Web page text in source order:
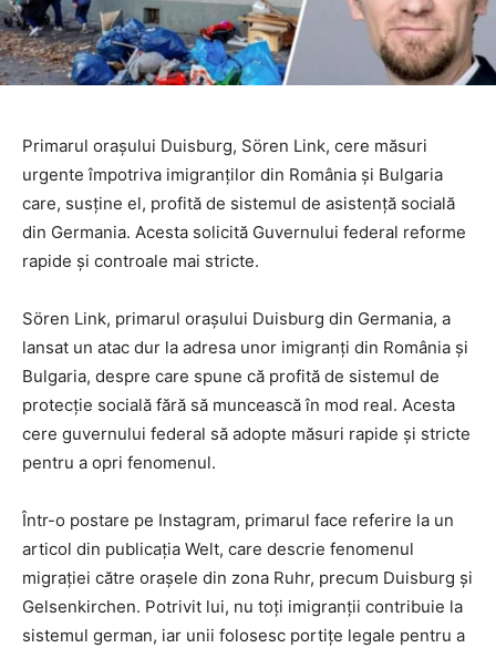
Primarul orașului Duisburg, Sören Link, cere măsuri
urgente împotriva imigranților din România și Bulgaria
care, susține el, profită de sistemul de asistență socială
din Germania. Acesta solicită Guvernului federal reforme
rapide și controale mai stricte.
Sören Link, primarul orașului Duisburg din Germania, a
lansat un atac dur la adresa unor imigranți din România și
Bulgaria, despre care spune că profită de sistemul de
protecție socială fără să muncească în mod real. Acesta
cere guvernului federal să adopte măsuri rapide și stricte
pentru a opri fenomenul.
Într-o postare pe Instagram, primarul face referire la un
articol din publicația Welt, care descrie fenomenul
migrației către orașele din zona Ruhr, precum Duisburg și
Gelsenkirchen. Potrivit lui, nu toți imigranții contribuie la
sistemul german, iar unii folosesc portițe legale pentru a